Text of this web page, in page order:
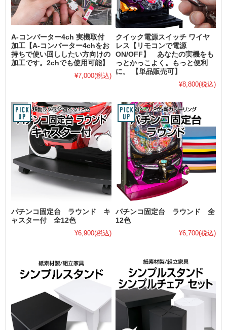
A-コンバーター4ch 実機取付
加工【A-コンバーター4chをお
持ちで使い回ししたい方向けの
加工です。2chでも使用可能】
¥7,000(税込)
クイック電源スイッチ ワイヤ
レス【リモコンで電源
ON/OFF】 あなたの実機をも
っとかっこよく。もっと便利
に。 【単品販売可】
¥8,800(税込)
パチンコ固定台 ラウンド キ
ャスター付 全12色
¥6,900(税込)
パチンコ固定台 ラウンド 全
12色
¥6,700(税込)